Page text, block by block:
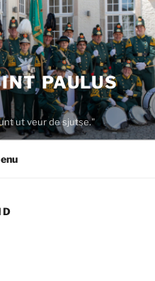
PAULUS
ut veur de sjutse."